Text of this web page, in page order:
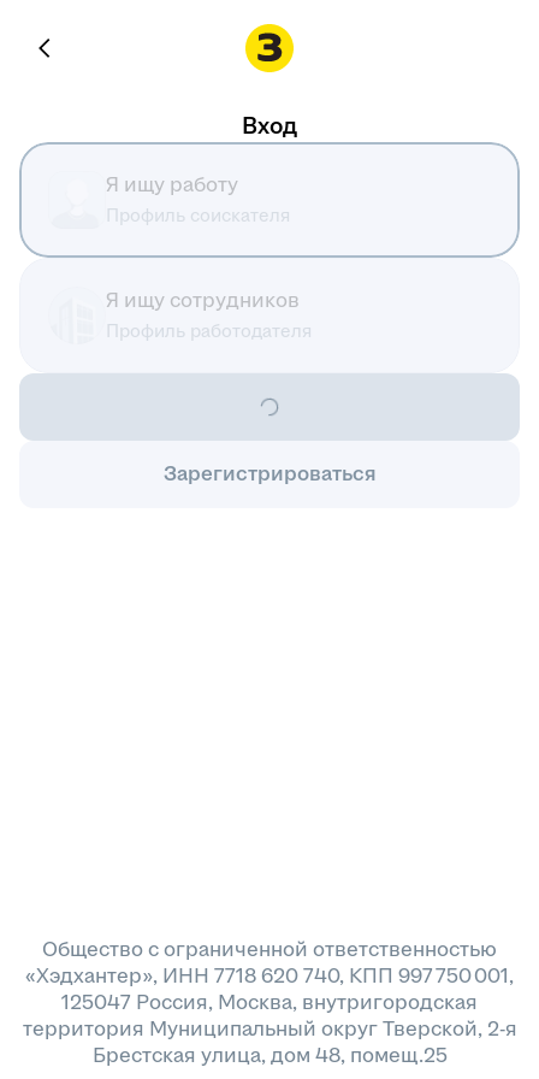
Вход
Я ищу работу
Профиль соискателя
Я ищу сотрудников
Профиль работодателя
Зарегистрироваться
Общество с ограниченной ответственностью
«Хэдхантер», ИНН 7718 620 740, КПП 997 750 001,
125047 Россия, Москва, внутригородская
территория Муниципальный округ Тверской, 2-я
Брестская улица, дом 48, помещ.25